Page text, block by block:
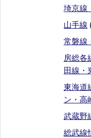
埼京線
山手線
常磐線
房総各
田線・
東海道
ン・高
武蔵野
総武線